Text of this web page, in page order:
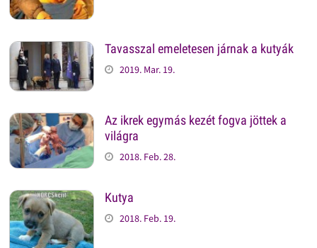
Tavasszal emeletesen járnak a kutyák
2019. Mar. 19.
Az ikrek egymás kezét fogva jöttek a
világra
2018. Feb. 28.
Kutya
2018. Feb. 19.